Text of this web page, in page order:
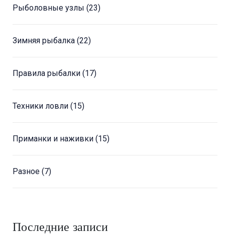
Рыболовные узлы (23)
Зимняя рыбалка (22)
Правила рыбалки (17)
Техники ловли (15)
Приманки и наживки (15)
Разное (7)
Последние записи